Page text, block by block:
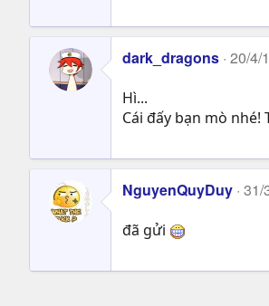
dark_dragons 20/4/
Hì...
Cái đấy bạn mò
NguyenQuyDuy 31/
đã gửi